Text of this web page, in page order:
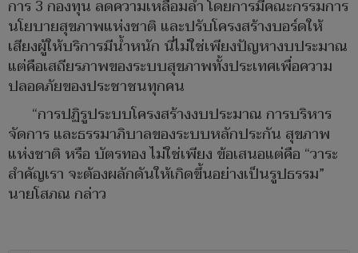
การ 3 กองทุน ลดความเหลื่อมล้ำ โดยการมีคณะกรรมการ
นโยบายสุขภาพแห่งชาติ และปรับโครงสร้างบอร์ดให้
เสียงผู้ให้บริการมีน้ำหนัก นี่ไม่ใช่เพียงปัญหางบประมาณ
แต่คือเสถียรภาพของระบบสุขภาพทั้งประเทศเพื่อความ
ปลอดภัยของประชาชนทุกคน
“การปฏิรูประบบโครงสร้างงบประมาณ การบริหาร
จัดการ และธรรมาภิบาลของระบบหลักประกัน สุขภาพ
แห่งชาติ หรือ บัตรทอง ไม่ใช่เพียง ข้อเสนอแต่คือ “วาระ
สำคัญเรา จะต้องผลักดันให้เกิดขึ้นอย่างเป็นรูปธรรม”
นายโสภณ กล่าว